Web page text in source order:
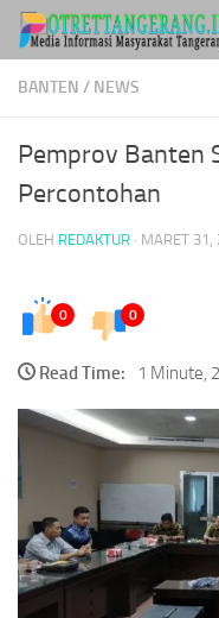
Skip to content
BANTEN / NEWS
Pemprov Banten
Percontohan
OLEH REDAKTUR · MARET 31,
0 0
Read Time: 1 Minute,